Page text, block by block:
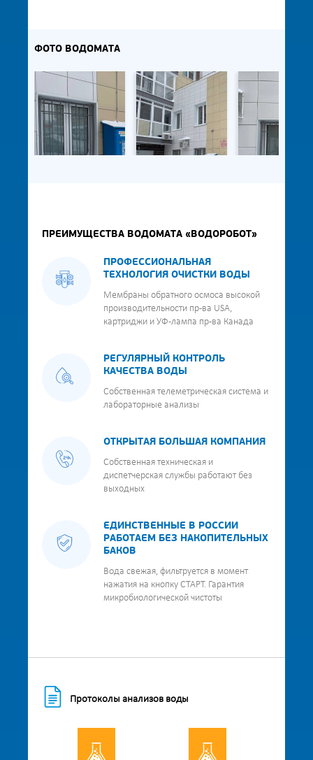
ФОТО ВОДОМАТА
ПРЕИМУЩЕСТВА ВОДОМАТА «ВОДОРОБОТ»
ПРОФЕССИОНАЛЬНАЯ
ТЕХНОЛОГИЯ ОЧИСТКИ ВОДЫ
Мембраны обратного осмоса высокой
производительности пр-ва USA,
картриджи и УФ-лампа пр-ва Канада
РЕГУЛЯРНЫЙ КОНТРОЛЬ
КАЧЕСТВА ВОДЫ
Собственная телеметрическая система и
лабораторные анализы
ОТКРЫТАЯ БОЛЬШАЯ КОМПАНИЯ
Собственная техническая и
диспетчерская службы работают без
выходных
ЕДИНСТВЕННЫЕ В РОССИИ
РАБОТАЕМ БЕЗ НАКОПИТЕЛЬНЫХ
БАКОВ
Вода свежая, фильтруется в момент
нажатия на кнопку СТАРТ. Гарантия
микробиологической чистоты
Протоколы анализов воды